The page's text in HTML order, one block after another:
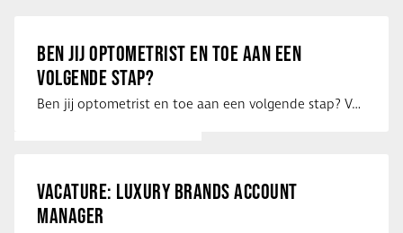
BEN JIJ OPTOMETRIST EN TOE AAN EEN
VOLGENDE STAP?
Ben jij optometrist en toe aan een volgende stap? Voor een optiekketen is Eye …
VACATURE: LUXURY BRANDS ACCOUNT
MANAGER